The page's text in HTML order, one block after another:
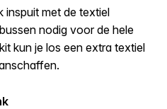
inspuit met de textiel
nodig voor de hele
kun je los een extra textiel